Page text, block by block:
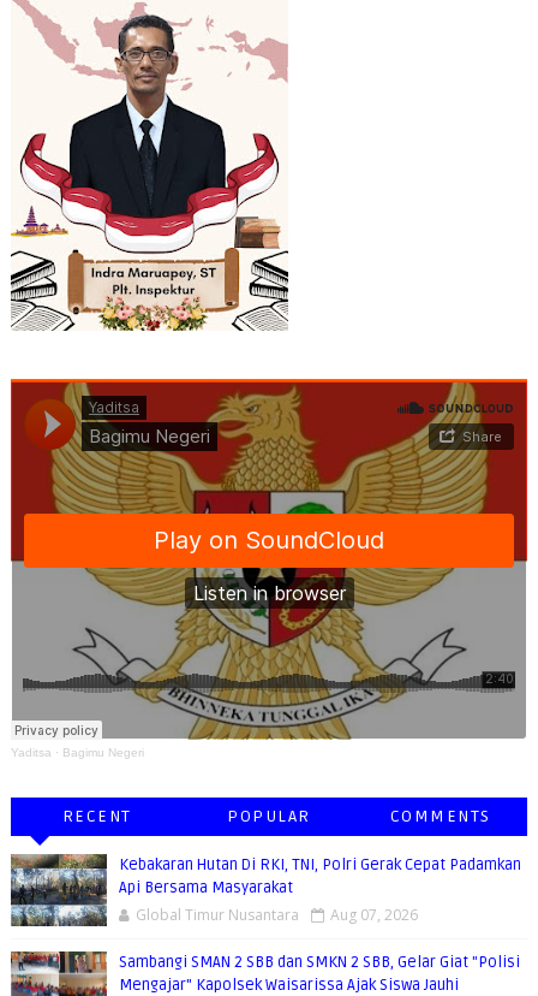
Yaditsa · Bagimu Negeri
RECENT POPULAR COMMENTS
Kebakaran Hutan Di RKI, TNI, Polri Gerak Cepat Padamkan
Api Bersama Masyarakat
Global Timur Nusantara Aug 07, 2026
Sambangi SMAN 2 SBB dan SMKN 2 SBB, Gelar Giat "Polisi
Mengajar" Kapolsek Waisarissa Ajak Siswa Jauhi